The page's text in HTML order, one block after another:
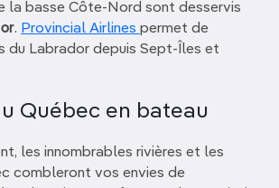
la basse Côte-Nord sont desservis
. Provincial Airlines permet de
du Labrador depuis Sept-Îles et
Québec en bateau
les innombrables rivières et les
combleront vos envies de